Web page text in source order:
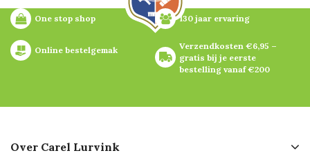
One stop shop 130 jaar ervaring
Online bestelgemak
Verzendkosten €6,95 –
gratis bij je eerste
bestelling vanaf €200
Over Carel Lurvink